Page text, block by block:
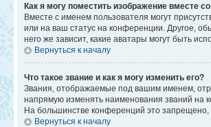
Как я могу поместить изображение вместе
Вместе с именем пользователя могут
или на ваш статус на конференции. Другое,
него же зависит, какие аватары могут быть
Вернуться к началу
Что такое звание и как я могу изменить его?
Звания, отображаемые под вашим именем,
напрямую изменять наименования званий на
На большинстве конференций это запрещено,
Вернуться к началу